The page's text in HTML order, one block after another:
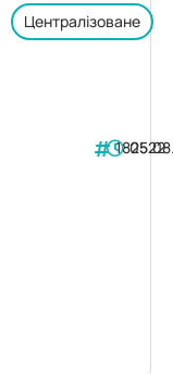
Централізоване
182522